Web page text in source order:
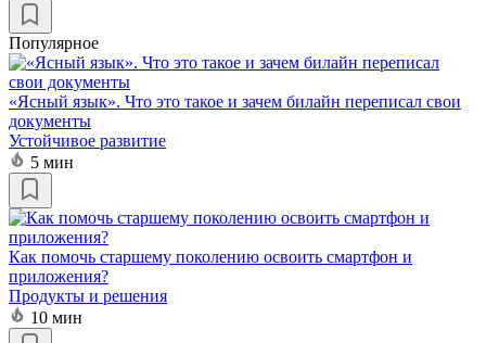
Популярное
«Ясный язык». Что это такое и зачем билайн переписал свои
документы
Устойчивое развитие
5 мин
Как помочь старшему поколению освоить смартфон и
приложения?
Продукты и решения
10 мин